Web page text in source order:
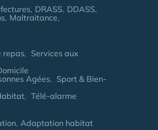
DRASS DDASS
Maltraitance
repas
Services aux
Agées
Sport & Bien-
Télé-alarme
Adaptation habitat